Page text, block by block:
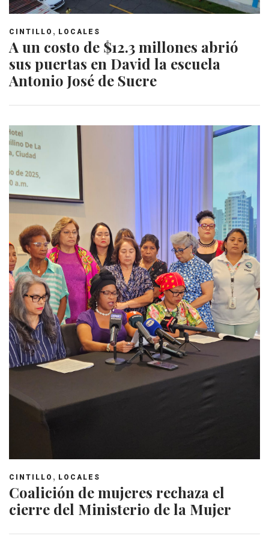
CINTILLO , LOCALES
A un costo de $12.3 millones abrió
sus puertas en David la escuela
Antonio José de Sucre
CINTILLO , LOCALES
Coalición de mujeres rechaza el
cierre del Ministerio de la Mujer